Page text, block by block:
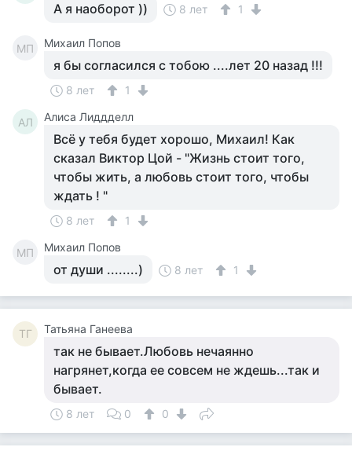
А я наоборот )) 8 лет 1
МП Михаил Попов
я бы согласился с тобою ....лет 20 назад !!!
8 лет 1
АЛ Алиса Лиддделл
Всё у тебя будет хорошо, Михаил! Как
сказал Виктор Цой - "Жизнь стоит того,
чтобы жить, а любовь стоит того, чтобы
ждать ! "
8 лет 1
МП Михаил Попов
от души ........) 8 лет 1
ТГ Татьяна Ганеева
так не бывает.Любовь нечаянно
нагрянет,когда ее совсем не ждешь...так и
бывает.
8 лет 0 0